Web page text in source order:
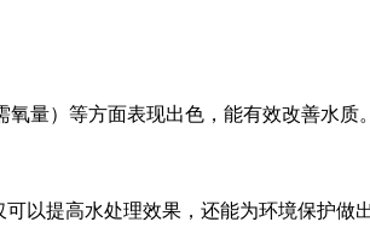
量）等方面表现出色，能有效改善水质
以提高水处理效果，还能为环境保护做